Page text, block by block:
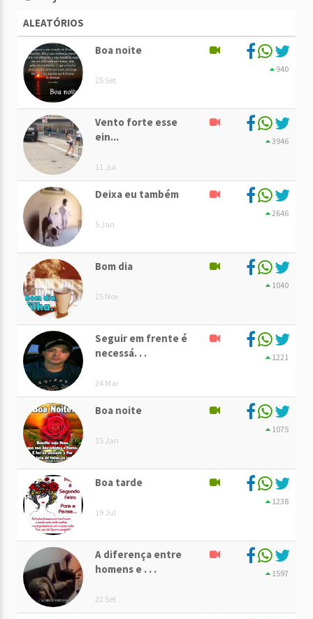
ALEATÓRIOS
Boa noite
25 Set
940
Vento forte esse
ein...
11 Jul
3946
Deixa eu também
5 Jan
2646
Bom dia
25 Nov
1040
Seguir em frente é
necessá. . .
24 Mar
1221
Boa noite
15 Jan
1075
Boa tarde
19 Jul
1238
A diferença entre
homens e . . .
22 Set
1597